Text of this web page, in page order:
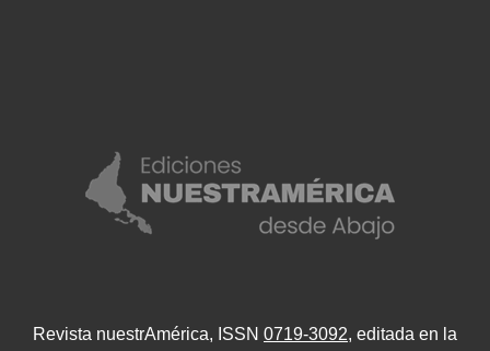
Revista nuestrAmérica, ISSN 0719-3092, editada en la